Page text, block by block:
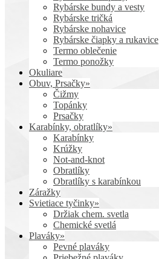
Rybárske bundy a vesty
Rybárske tričká
Rybárske nohavice
Rybárske čiapky a rukavice
Termo oblečenie
Termo ponožky
Okuliare
Obuv, Prsačky»
Čižmy
Topánky
Prsačky
Karabínky, obratlíky»
Karabínky
Krúžky
Not-and-knot
Obratlíky
Obratlíky s karabínkou
Záražky
Svietiace tyčinky»
Držiak chem. svetla
Chemické svetlá
Plaváky»
Pevné plaváky